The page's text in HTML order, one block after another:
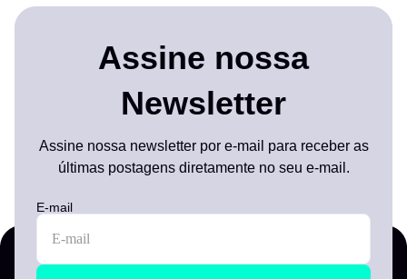
Assine nossa
Newsletter
Assine nossa newsletter por e-mail para receber as
últimas postagens diretamente no seu e-mail.
E-mail